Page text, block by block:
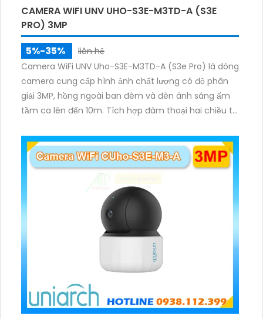
CAMERA WIFI UNV UHO-S3E-M3TD-A (S3E
PRO) 3MP
5%-35%
liên hệ
Camera WiFi UNV Uho-S3E-M3TD-A (S3e Pro) là dòng
camera cung cấp hình ảnh chất lượng có độ phân
giải 3MP, hồng ngoài ban đêm và đèn ánh sáng ấm
tầm ca lên đến 10m. Tích hợp đàm thoại hai chiều to